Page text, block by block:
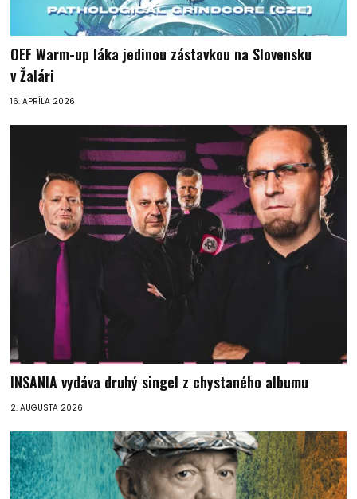
OEF Warm-up láka jedinou zástavkou na Slovensku
v Žalári
16. APRÍLA 2026
INSANIA vydáva druhý singel z chystaného albumu
2. AUGUSTA 2026